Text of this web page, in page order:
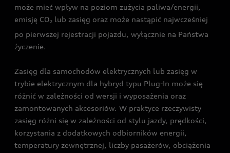
może mieć wpływ na poziom zużycia paliwa/energii,
emisję CO2 lub zasięg oraz może nastąpić najwcześniej
po pierwszej rejestracji pojazdu, wyłącznie na Państwa
życzenie.
Zasięg dla samochodów elektrycznych lub zasięg w
trybie elektrycznym dla hybryd typu Plug-In może się
różnić w zależności od wersji i wyposażenia oraz
zamontowanych akcesoriów. W praktyce rzeczywisty
zasięg różni się w zależności od stylu jazdy, prędkości,
korzystania z dodatkowych odbiorników energii,
temperatury zewnętrznej, liczby pasażerów, obciążenia